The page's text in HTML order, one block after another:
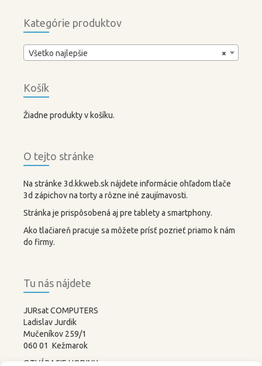
Kategórie produktov
×
Všetko najlepšie
Košík
Žiadne produkty v košíku.
O tejto stránke
Na stránke 3d.kkweb.sk nájdete informácie ohľadom tlače
3d zápichov na torty a rôzne iné zaujímavosti.
Stránka je prispôsobená aj pre tablety a smartphony.
Ako tlačiareň pracuje sa môžete prísť pozrieť priamo k nám
do firmy.
Tu nás nájdete
JURsat COMPUTERS
Ladislav Jurdik
Mučeníkov 259/1
060 01 Kežmarok
OTVÁRACIE HODINY: